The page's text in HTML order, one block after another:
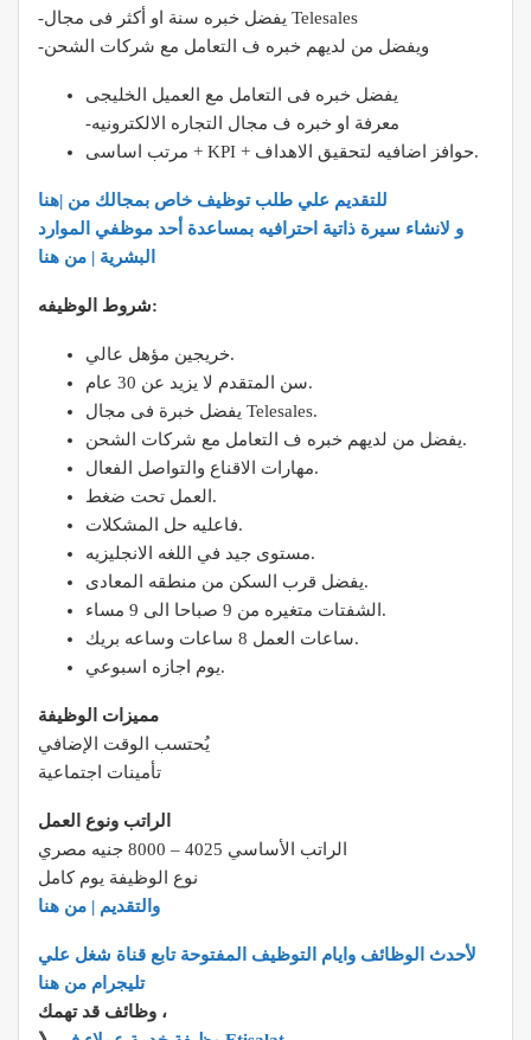
-يفضل خبره سنة او أكثر فى مجال Telesales
-ويفضل من لديهم خبره ف التعامل مع شركات الشحن
يفضل خبره فى التعامل مع العميل الخليجى
-معرفة او خبره ف مجال التجاره الالكترونيه
مرتب اساسى + KPI + حوافز اضافيه لتحقيق الاهداف.
للتقديم علي طلب توظيف خاص بمجالك من |هنا
و لانشاء سيرة ذاتية احترافيه بمساعدة أحد موظفي الموارد
البشرية | من هنا
شروط الوظيفه:
خريجين مؤهل عالي.
سن المتقدم لا يزيد عن 30 عام.
يفضل خبرة فى مجال Telesales.
يفضل من لديهم خبره ف التعامل مع شركات الشحن.
مهارات الاقناع والتواصل الفعال.
العمل تحت ضغط.
فاعليه حل المشكلات.
مستوى جيد في اللغه الانجليزيه.
يفضل قرب السكن من منطقه المعادى.
الشفتات متغيره من 9 صباحا الى 9 مساء.
ساعات العمل 8 ساعات وساعه بريك.
يوم اجازه اسبوعي.
مميزات الوظيفة
يُحتسب الوقت الإضافي
تأمينات اجتماعية
الراتب ونوع العمل
الراتب الأساسي 4025 – 8000 جنيه مصري
نوع الوظيفة يوم كامل
والتقديم | من هنا
لأحدث الوظائف وايام التوظيف المفتوحة تابع قناة شغل علي
تليجرام من هنا
وظائف قد تهمك ،